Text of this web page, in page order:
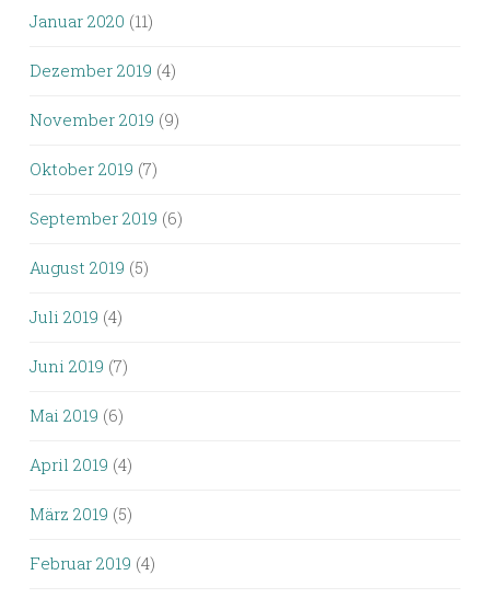
Januar 2020 (11)
Dezember 2019 (4)
November 2019 (9)
Oktober 2019 (7)
September 2019 (6)
August 2019 (5)
Juli 2019 (4)
Juni 2019 (7)
Mai 2019 (6)
April 2019 (4)
März 2019 (5)
Februar 2019 (4)